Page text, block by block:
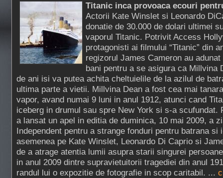
Titanic inca provoaca ecouri
Actorii Kate Winslet si Leonardo
donatie de 30.000 de dolari ultimei
vaporul Titanic. Potrivit Access
protagonisti ai filmului “Titanic” din
regizorul James Cameron au
bani pentru a se asigura ca Millvina
de ani isi va putea achita cheltuielile de la azilul de
ultima parte a vietii. Millvina Dean a fost cea mai
vapor, avand numai 9 luni in anul 1912, atunci cand
iceberg in drumul sau spre New York si s-a scufundat.
a lansat un apel in editia de duminica, 10 mai 2009, a
Independent pentru a strange fonduri pentru batrana si
asemenea pe Kate Winslet, Leonardo Di Caprio si
de a atrage atentia lumii asupra starii singurei
in anul 2009 dintre supravietuitorii tragediei din anul
randul lui o expozitie de fotografie in scop caritabil. ...